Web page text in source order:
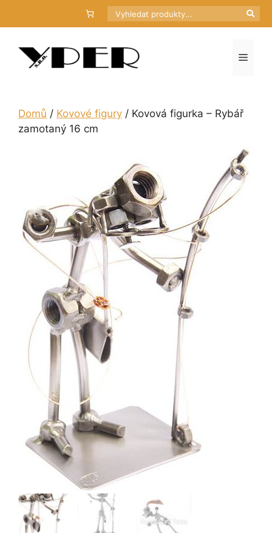
Hledat
Menu
Domů / Kovové figury / Kovová figurka – Rybář
zamotaný 16 cm